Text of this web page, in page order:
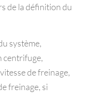
de la définition du
système,
centrifuge,
de freinage,
freinage, si